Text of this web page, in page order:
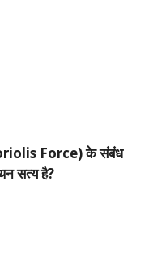
Force) के संबंध
सत्य है?